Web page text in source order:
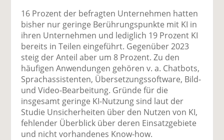
te
il
e
n
te
il
e
n
se
n
d
e
n
16 Prozent der befragten Unternehmen hatten
bisher nur geringe Berührungspunkte mit KI in
ihren Unternehmen und lediglich 19 Prozent KI
bereits in Teilen eingeführt. Gegenüber 2023
steig der Anteil aber um 8 Prozent. Zu den
häufigen Anwendungen gehören v. a. Chatbots,
Sprachassistenten, Übersetzungssoftware, Bild-
und Video-Bearbeitung. Gründe für die
insgesamt geringe KI-Nutzung sind laut der
Studie Unsicherheiten über den Nutzen von KI,
fehlender Überblick über deren Einsatzgebiete
und nicht vorhandenes Know-how.